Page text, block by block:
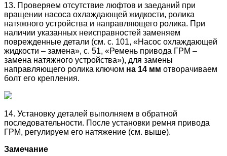
13. Проверяем отсутствие люфтов и заеданий при
вращении насоса охлаждающей жидкости, ролика
натяжного устройства и направляющего ролика. При
наличии указанных неисправностей заменяем
поврежденные детали (см. с. 101, «Насос охлаждающей
жидкости – замена», с. 51, «Ремень привода ГРМ –
замена натяжного устройства»), для замены
направляющего ролика ключом на 14 мм отворачиваем
болт его крепления.
14. Установку деталей выполняем в обратной
последовательности. После установки ремня привода
ГРМ, регулируем его натяжение (см. выше).
Замечание